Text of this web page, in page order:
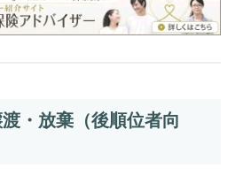
・放棄（後順位者向